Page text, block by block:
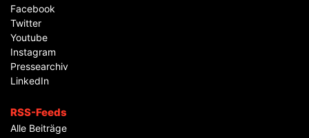
Facebook
Twitter
Youtube
Instagram
Pressearchiv
LinkedIn
RSS-Feeds
Alle Beiträge